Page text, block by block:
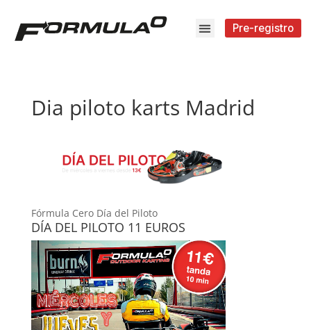
Pre-registro
Dia piloto karts Madrid
Fórmula Cero Día del Piloto
DÍA DEL PILOTO 11 EUROS